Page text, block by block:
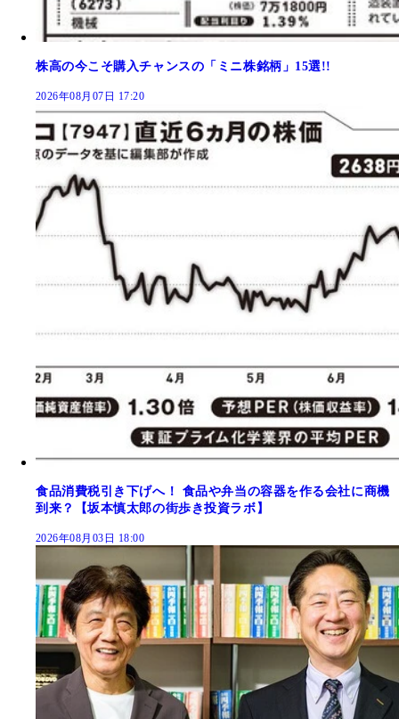
株高の今こそ購入チャンスの「ミニ株銘柄」15選!!
2026年08月07日 17:20
食品消費税引き下げへ！ 食品や弁当の容器を作る会社に商機
到来？【坂本慎太郎の街歩き投資ラボ】
2026年08月03日 18:00